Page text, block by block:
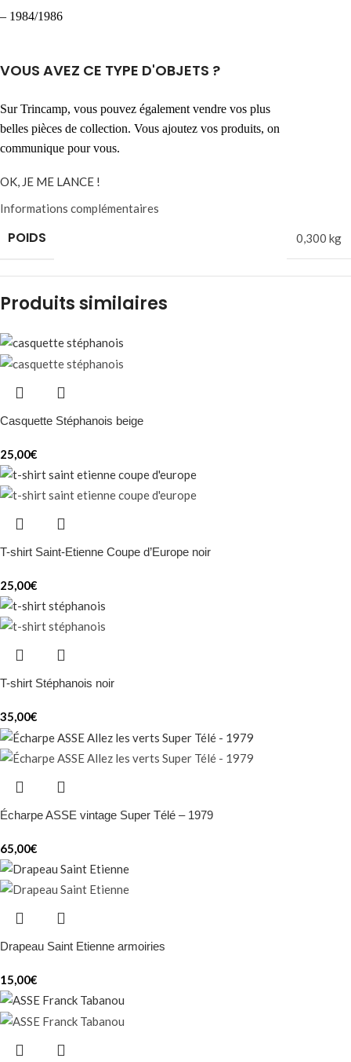
– 1984/1986
VOUS AVEZ CE TYPE D'OBJETS ?
Sur Trincamp, vous pouvez également vendre vos plus
belles pièces de collection. Vous ajoutez vos produits, on
communique pour vous.
OK, JE ME LANCE !
Informations complémentaires
POIDS 0,300 kg
Produits similaires
Casquette Stéphanois beige
25,00€
T-shirt Saint-Etienne Coupe d’Europe noir
25,00€
T-shirt Stéphanois noir
35,00€
Écharpe ASSE vintage Super Télé – 1979
65,00€
Drapeau Saint Etienne armoiries
15,00€